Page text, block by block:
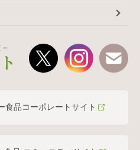
食品コーポレートサイト